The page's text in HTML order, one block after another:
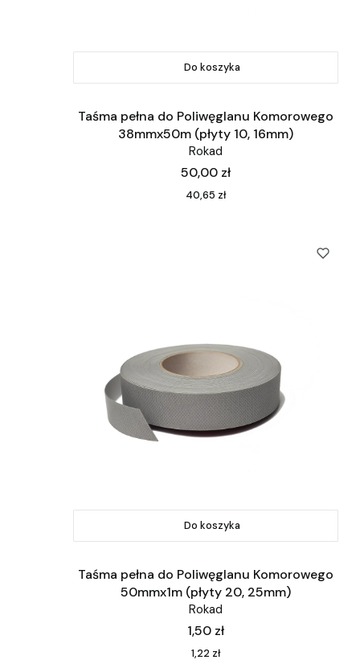
Do koszyka
Taśma pełna do Poliwęglanu Komorowego
38mmx50m (płyty 10, 16mm)
Rokad
Cena
50,00 zł
Cena
40,65 zł
Do koszyka
Taśma pełna do Poliwęglanu Komorowego
50mmx1m (płyty 20, 25mm)
Rokad
Cena
1,50 zł
Cena
1,22 zł